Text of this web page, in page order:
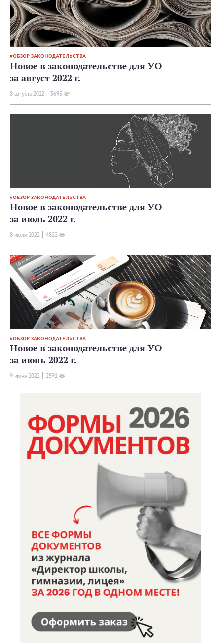
ОБЗОР ЗАКОНОДАТЕЛЬСТВА
Новое в законодательстве для УО
за август 2022 г.
8 августа 2022 3695
ОБЗОР ЗАКОНОДАТЕЛЬСТВА
Новое в законодательстве для УО
за июль 2022 г.
8 июля 2022 4822
ОБЗОР ЗАКОНОДАТЕЛЬСТВА
Новое в законодательстве для УО
за июнь 2022 г.
9 июня 2022 2591